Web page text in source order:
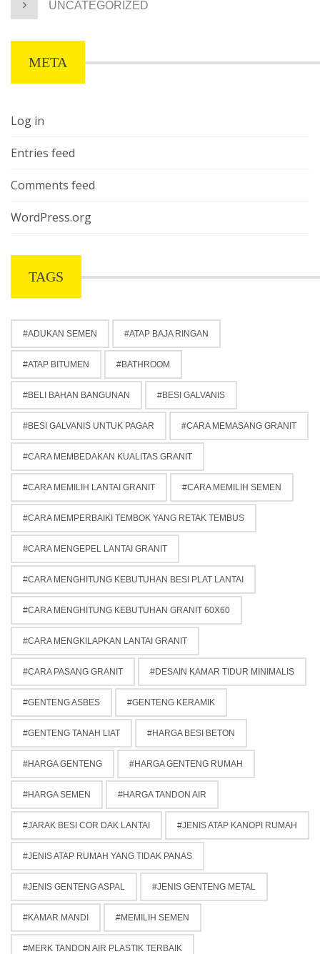
UNCATEGORIZED
META
Log in
Entries feed
Comments feed
WordPress.org
TAGS
ADUKAN SEMEN ATAP BAJA RINGAN
ATAP BITUMEN BATHROOM
BELI BAHAN BANGUNAN BESI GALVANIS
BESI GALVANIS UNTUK PAGAR CARA MEMASANG GRANIT
CARA MEMBEDAKAN KUALITAS GRANIT
CARA MEMILIH LANTAI GRANIT CARA MEMILIH SEMEN
CARA MEMPERBAIKI TEMBOK YANG RETAK TEMBUS
CARA MENGEPEL LANTAI GRANIT
CARA MENGHITUNG KEBUTUHAN BESI PLAT LANTAI
CARA MENGHITUNG KEBUTUHAN GRANIT 60X60
CARA MENGKILAPKAN LANTAI GRANIT
CARA PASANG GRANIT DESAIN KAMAR TIDUR MINIMALIS
GENTENG ASBES GENTENG KERAMIK
GENTENG TANAH LIAT HARGA BESI BETON
HARGA GENTENG HARGA GENTENG RUMAH
HARGA SEMEN HARGA TANDON AIR
JARAK BESI COR DAK LANTAI JENIS ATAP KANOPI RUMAH
JENIS ATAP RUMAH YANG TIDAK PANAS
JENIS GENTENG ASPAL JENIS GENTENG METAL
KAMAR MANDI MEMILIH SEMEN
MERK TANDON AIR PLASTIK TERBAIK